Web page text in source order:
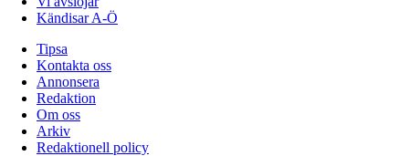
Kändisar A-Ö
Tipsa
Kontakta oss
Annonsera
Redaktion
Om oss
Arkiv
Redaktionell policy